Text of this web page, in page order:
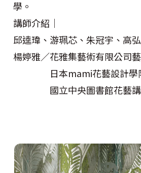
學。
講師介紹｜
邱逵瑋、游珮芯、朱冠宇、高
楊婷雅／花雅集藝術有限公司
日本mami花藝設計學院
國立中央圖書館花藝講